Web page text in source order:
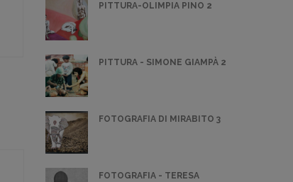
PITTURA-OLIMPIA PINO 2
PITTURA - SIMONE GIAMPÀ 2
FOTOGRAFIA DI MIRABITO 3
FOTOGRAFIA - TERESA